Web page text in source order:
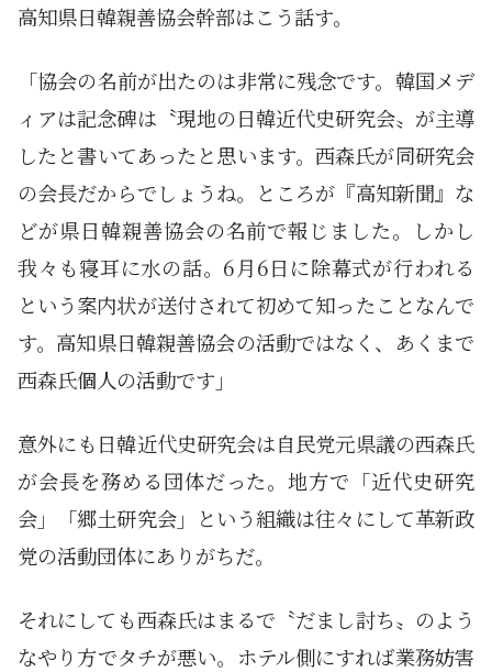
高知県日韓親善協会幹部はこう話す。
「協会の名前が出たのは非常に残念です。韓国メデ
ィアは記念碑は〝現地の日韓近代史研究会〟が主導
したと書いてあったと思います。西森氏が同研究会
の会長だからでしょうね。ところが『高知新聞』な
どが県日韓親善協会の名前で報じました。しかし
我々も寝耳に水の話。6月6日に除幕式が行われる
という案内状が送付されて初めて知ったことなんで
す。高知県日韓親善協会の活動ではなく、あくまで
西森氏個人の活動です」
意外にも日韓近代史研究会は自民党元県議の西森氏
が会長を務める団体だった。地方で「近代史研究
会」「郷土研究会」という組織は往々にして革新政
党の活動団体にありがちだ。
それにしても西森氏はまるで〝だまし討ち〟のよう
なやり方でタチが悪い。ホテル側にすれば業務妨害